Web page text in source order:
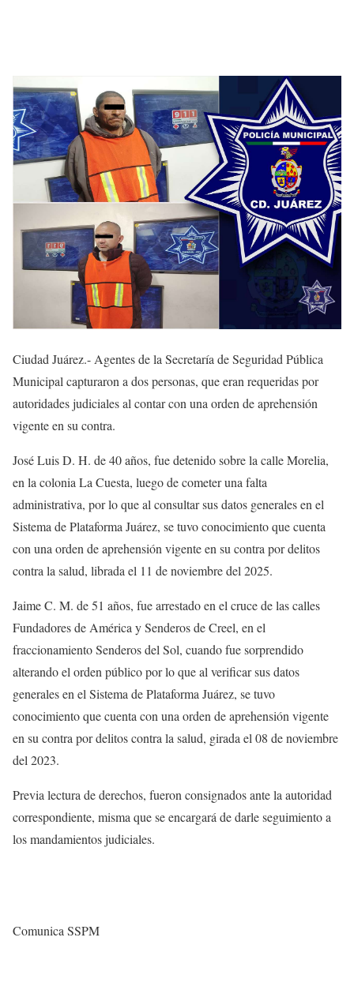
Ciudad Juárez.- Agentes de la Secretaría de Seguridad Pública
Municipal capturaron a dos personas, que eran requeridas por
autoridades judiciales al contar con una orden de aprehensión
vigente en su contra.
José Luis D. H. de 40 años, fue detenido sobre la calle Morelia,
en la colonia La Cuesta, luego de cometer una falta
administrativa, por lo que al consultar sus datos generales en el
Sistema de Plataforma Juárez, se tuvo conocimiento que cuenta
con una orden de aprehensión vigente en su contra por delitos
contra la salud, librada el 11 de noviembre del 2025.
Jaime C. M. de 51 años, fue arrestado en el cruce de las calles
Fundadores de América y Senderos de Creel, en el
fraccionamiento Senderos del Sol, cuando fue sorprendido
alterando el orden público por lo que al verificar sus datos
generales en el Sistema de Plataforma Juárez, se tuvo
conocimiento que cuenta con una orden de aprehensión vigente
en su contra por delitos contra la salud, girada el 08 de noviembre
del 2023.
Previa lectura de derechos, fueron consignados ante la autoridad
correspondiente, misma que se encargará de darle seguimiento a
los mandamientos judiciales.
Comunica SSPM